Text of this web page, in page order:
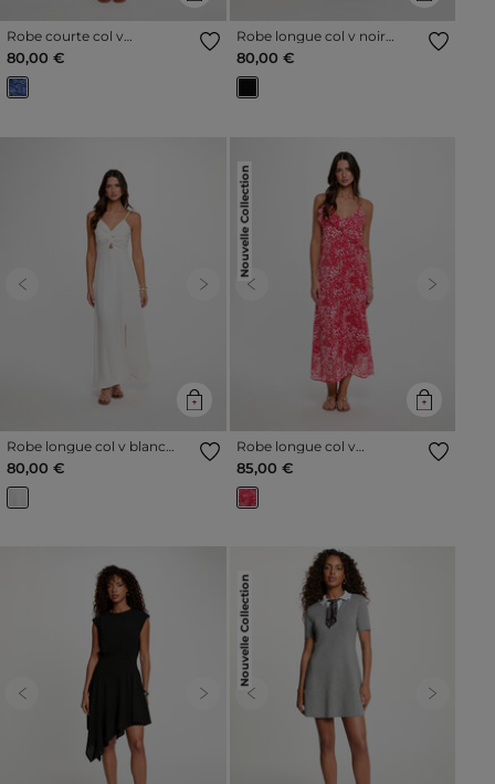
Robe courte col v
multicolore femme
80,00 €
Robe longue col v noir
femme
80,00 €
Previous Next
Robe longue col v blanc
femme
80,00 €
Nouvelle Collection
Previous Next
Robe longue col v
multicolore femme
85,00 €
Previous Next
Nouvelle Collection
Previous Next